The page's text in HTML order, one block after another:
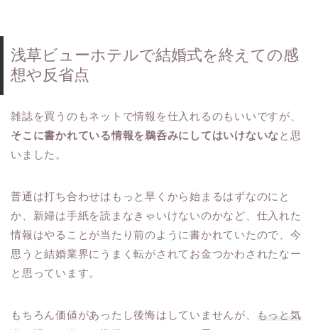
浅草ビューホテルで結婚式を終えての感
想や反省点
雑誌を買うのもネットで情報を仕入れるのもいいですが、
そこに書かれている情報を鵜呑みにしてはいけないなと思
いました。
普通は打ち合わせはもっと早くから始まるはずなのにと
か、新婦は手紙を読まなきゃいけないのかなど、仕入れた
情報はやることが当たり前のように書かれていたので、今
思うと結婚業界にうまく転がされてお金つかわされたなー
と思っています。
もちろん価値があったし後悔はしていませんが、
もっと気